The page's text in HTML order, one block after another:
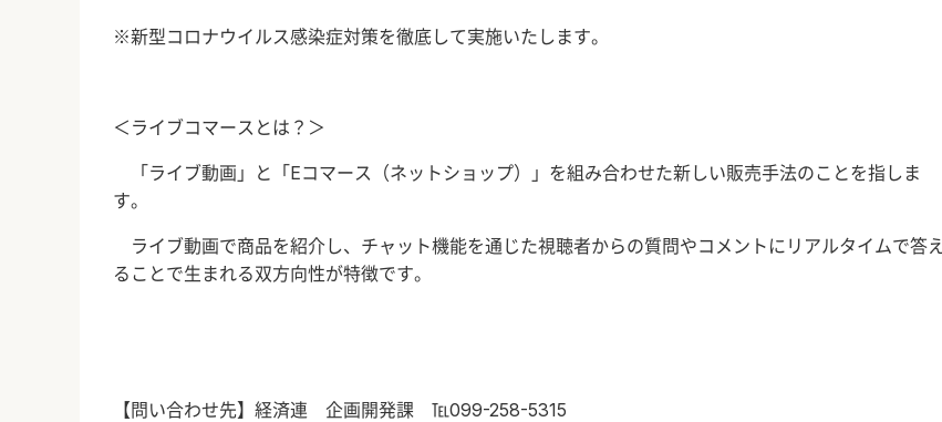
※新型コロナウイルス感染症対策を徹底して実施いたします。
＜ライブコマースとは？＞
「ライブ動画」と「Eコマース（ネットショップ）」を組み合わせた新しい販売手法のことを指しま
す。
ライブ動画で商品を紹介し、チャット機能を通じた視聴者からの質問やコメントにリアルタイムで答え
ることで生まれる双方向性が特徴です。
【問い合わせ先】経済連 企画開発課 ℡099-258-5315